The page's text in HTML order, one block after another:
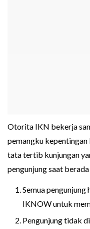
Otorita IKN bekerja
pemangku kepentingan
tata tertib kunjungan
pengunjung saat
Semua
IKNOW untuk
Pengunjung tidak